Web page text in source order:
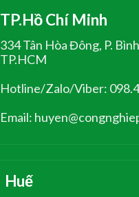
TP.Hồ Chí Minh
334 Tân Hòa Đông, P.
TP.HCM
Hotline/Zalo/Viber:
Email:
Huế